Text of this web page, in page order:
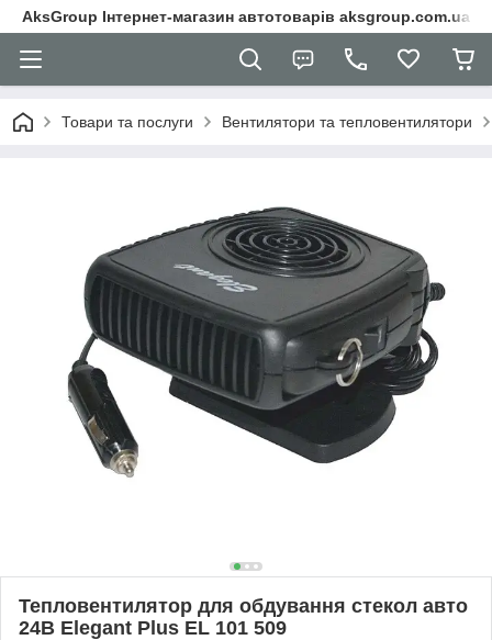
AksGroup Інтернет-магазин автотоварів aksgroup.com.ua
Товари та послуги Вентилятори та тепловентилятори
Тепловентилятор для обдування стекол авто
24В Elegant Plus EL 101 509